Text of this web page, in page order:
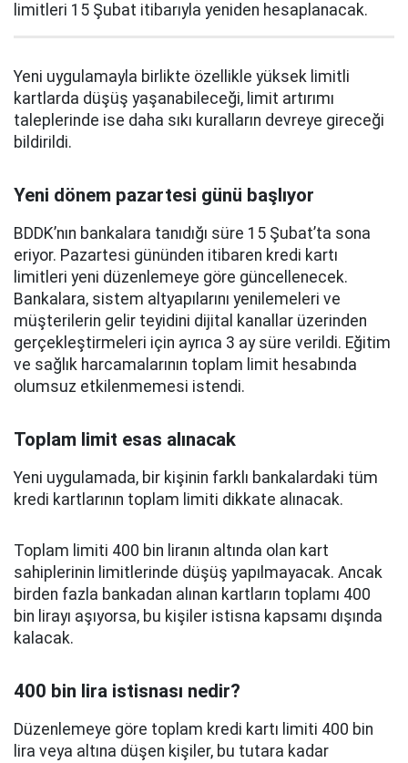
limitleri 15 Şubat itibarıyla yeniden hesaplanacak.
Yeni uygulamayla birlikte özellikle yüksek limitli
kartlarda düşüş yaşanabileceği, limit artırımı
taleplerinde ise daha sıkı kuralların devreye gireceği
bildirildi.
Yeni dönem pazartesi günü başlıyor
BDDK’nın bankalara tanıdığı süre 15 Şubat’ta sona
eriyor. Pazartesi gününden itibaren kredi kartı
limitleri yeni düzenlemeye göre güncellenecek.
Bankalara, sistem altyapılarını yenilemeleri ve
müşterilerin gelir teyidini dijital kanallar üzerinden
gerçekleştirmeleri için ayrıca 3 ay süre verildi. Eğitim
ve sağlık harcamalarının toplam limit hesabında
olumsuz etkilenmemesi istendi.
Toplam limit esas alınacak
Yeni uygulamada, bir kişinin farklı bankalardaki tüm
kredi kartlarının toplam limiti dikkate alınacak.
Toplam limiti 400 bin liranın altında olan kart
sahiplerinin limitlerinde düşüş yapılmayacak. Ancak
birden fazla bankadan alınan kartların toplamı 400
bin lirayı aşıyorsa, bu kişiler istisna kapsamı dışında
kalacak.
400 bin lira istisnası nedir?
Düzenlemeye göre toplam kredi kartı limiti 400 bin
lira veya altına düşen kişiler, bu tutara kadar